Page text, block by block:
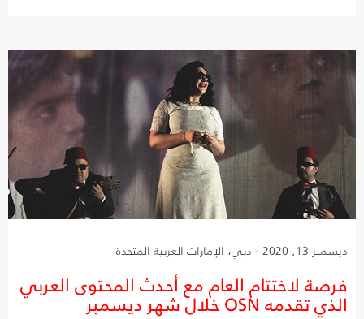
ديسمبر 13, 2020 - دبي، الإمارات العربية المتحدة
فرصة لاختتام العام مع أحدث المحتوى العربي
الذي تقدمه OSN خلال شهر ديسمبر